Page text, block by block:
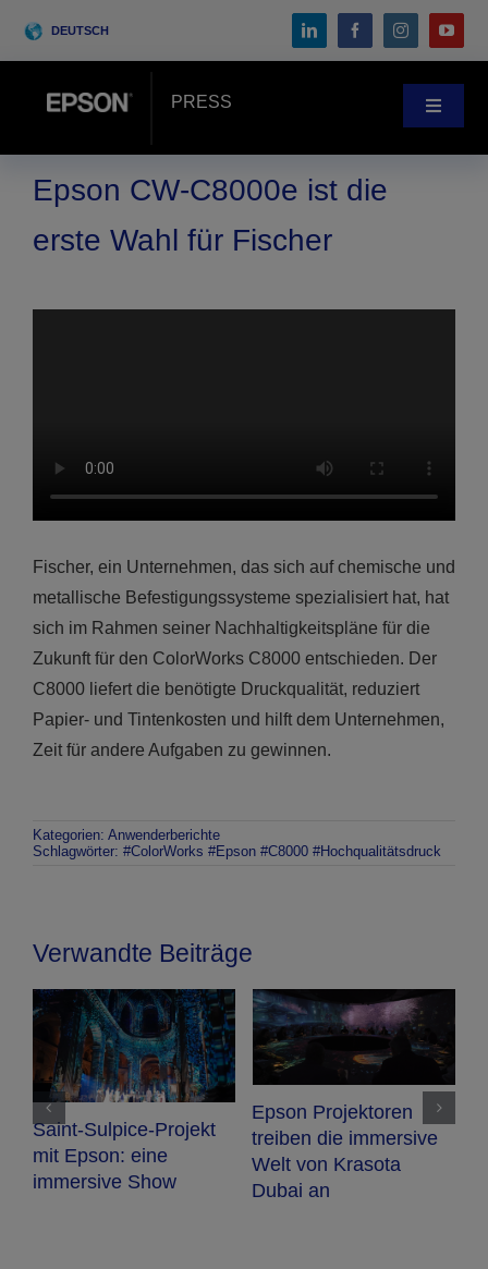
DEUTSCH
PRESS
Toggle
Anwenderberichte
Blog
Epson CW-C8000e ist die
erste Wahl für Fischer
Fischer, ein Unternehmen, das sich auf chemische und
metallische Befestigungssysteme spezialisiert hat, hat
sich im Rahmen seiner Nachhaltigkeitspläne für die
Zukunft für den ColorWorks C8000 entschieden. Der
C8000 liefert die benötigte Druckqualität, reduziert
Papier- und Tintenkosten und hilft dem Unternehmen,
Zeit für andere Aufgaben zu gewinnen.
Kategorien: Anwenderberichte
Schlagwörter: #ColorWorks #Epson #C8000 #Hochqualitätsdruck
Verwandte Beiträge
Saint-Sulpice-Projekt
mit Epson: eine
immersive Show
Epson Projektoren
treiben die immersive
Welt von Krasota
Dubai an